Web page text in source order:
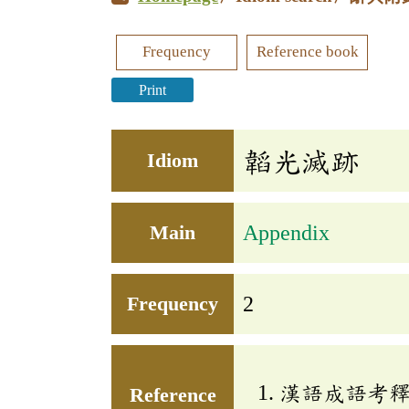
Frequency Reference book
Print
Idiom 韜光滅跡
Main Appendix
Frequency 2
Reference 漢語成語考